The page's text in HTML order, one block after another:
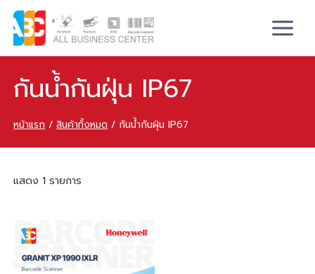
กันน้ำกันฝุ่น IP67
หน้าแรก / สินค้าทั้งหมด / กันน้ำกันฝุ่น IP67
แสดง 1 รายการ